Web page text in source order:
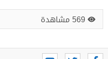
569 مشاهدة